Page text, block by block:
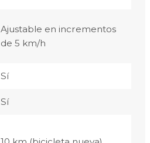
Ajustable en incrementos
de 5 km/h
Sí
Sí